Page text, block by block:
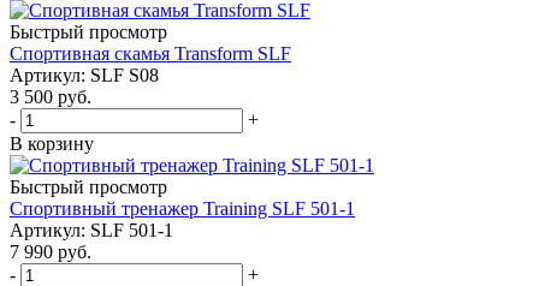
Быстрый просмотр
Спортивная скамья Transform SLF
Артикул: SLF S08
3 500 руб.
-
+
В корзину
Быстрый просмотр
Cпортивный тренажер Training SLF 501-1
Артикул: SLF 501-1
7 990 руб.
-
+